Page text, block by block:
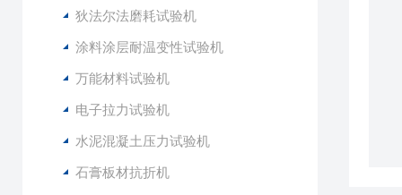
狄法尔法磨耗试验机
涂料涂层耐温变性试验机
万能材料试验机
电子拉力试验机
水泥混凝土压力试验机
石膏板材抗折机